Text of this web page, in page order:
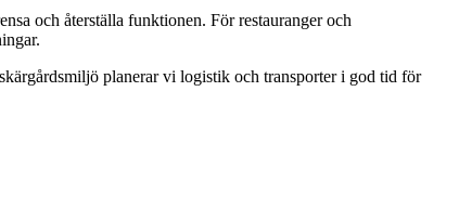
och återställa funktionen. För restauranger och
planerar vi logistik och transporter i god tid för